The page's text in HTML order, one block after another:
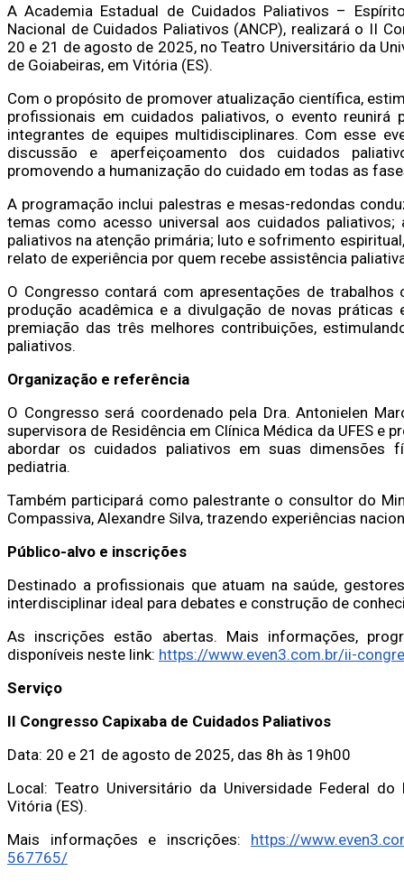
A Academia Estadual de Cuidados Paliativos –
Nacional de Cuidados Paliativos (ANCP), realizará o II
20 e 21 de agosto de 2025, no Teatro Universitário da
de Goiabeiras, em Vitória (ES).
Com o propósito de promover atualização científica,
profissionais em cuidados paliativos, o evento reunirá
integrantes de equipes multidisciplinares. Com esse
discussão e aperfeiçoamento dos cuidados
promovendo a humanização do cuidado em todas as
A programação inclui palestras e mesas-redondas
temas como acesso universal aos cuidados
paliativos na atenção primária; luto e sofrimento
relato de experiência por quem recebe assistência
O Congresso contará com apresentações de
produção acadêmica e a divulgação de novas
premiação das três melhores contribuições,
paliativos.
Organização e referência
O Congresso será coordenado pela Dra. Antonielen
supervisora de Residência em Clínica Médica da UFES e
abordar os cuidados paliativos em suas dimensões
pediatria.
Também participará como palestrante o consultor do
Compassiva, Alexandre Silva, trazendo experiências
Público-alvo e inscrições
Destinado a profissionais que atuam na saúde,
interdisciplinar ideal para debates e construção de
As inscrições estão abertas. Mais informações,
disponíveis neste link: https://www.even3.com.br/ii-
Serviço
II Congresso Capixaba de Cuidados Paliativos
Data: 20 e 21 de agosto de 2025, das 8h às 19h00
Local: Teatro Universitário da Universidade Federal
Vitória (ES).
Mais informações e inscrições: https://
567765/